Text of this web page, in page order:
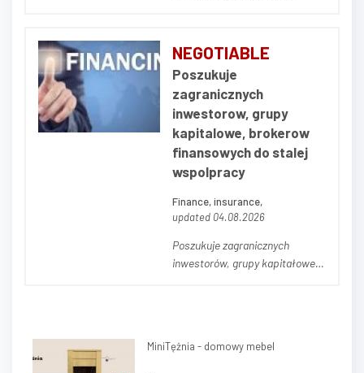
handlowych, biurowcow,
kamienic, domy seniora,
akademiki, centra logistyczne, i
innych...
NEGOTIABLE
Poszukuje
zagranicznych
inwestorow, grupy
kapitalowe, brokerow
finansowych do stalej
wspolpracy
Finance, insurance,
updated 04.08.2026
Poszukuje zagranicznych
inwestorów, grupy kapitałowe,
czy wspólna działalność
MiniTężnia - domowy mebel